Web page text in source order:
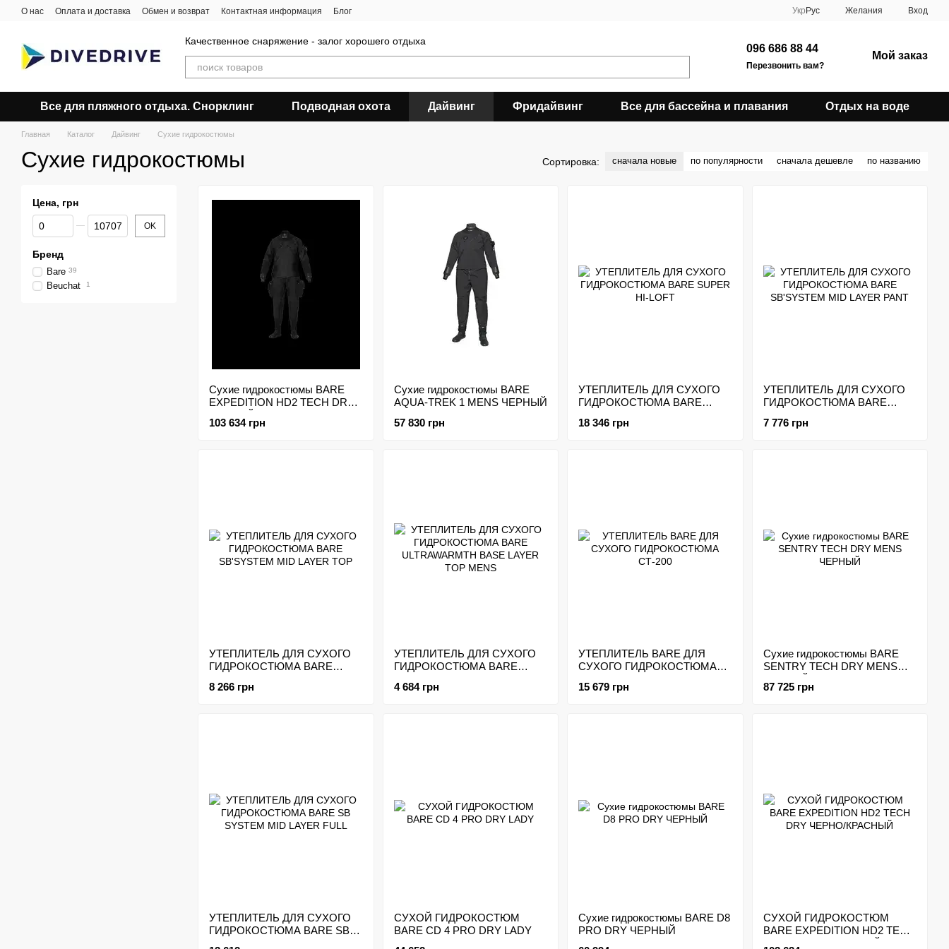
Перейти к основному контенту
О нас Оплата и доставка Обмен и возврат Контактная информация Блог Укр Рус Желания Вход
Качественное снаряжение - залог хорошего отдыха
096 686 88 44
Перезвонить вам?
Мой заказ
Все для пляжного отдыха. Снорклинг Подводная охота Дайвинг Фридайвинг Все для бассейна и плавания Отдых на воде
Главная Каталог Дайвинг Сухие гидрокостюмы
Сухие гидрокостюмы Сортировка: сначала новые по популярности сначала дешевле по названию
Сухие гидрокостюмы BARE
EXPEDITION HD2 TECH DRY
103 634 грн
Сухие гидрокостюмы BARE
AQUA-TREK 1 MENS ЧЕРНЫЙ
57 830 грн
УТЕПЛИТЕЛЬ ДЛЯ СУХОГО
ГИДРОКОСТЮМА BARE
18 346 грн
УТЕПЛИТЕЛЬ ДЛЯ СУХОГО
ГИДРОКОСТЮМА BARE
7 776 грн
УТЕПЛИТЕЛЬ ДЛЯ СУХОГО
ГИДРОКОСТЮМА BARE
8 266 грн
УТЕПЛИТЕЛЬ ДЛЯ СУХОГО
ГИДРОКОСТЮМА BARE
TOP MENS
4 684 грн
УТЕПЛИТЕЛЬ BARE ДЛЯ
СУХОГО ГИДРОКОСТЮМА
15 679 грн
Сухие гидрокостюмы BARE
SENTRY TECH DRY MENS
87 725 грн
УТЕПЛИТЕЛЬ ДЛЯ СУХОГО
ГИДРОКОСТЮМА BARE SB
СУХОЙ ГИДРОКОСТЮМ
BARE СD 4 PRO DRY LADY
Сухие гидрокостюмы BARE D8
PRO DRY ЧЕРНЫЙ
СУХОЙ ГИДРОКОСТЮМ
BARE EXPEDITION HD2 TECH
Цена, грн
От Цена, грн
До Цена, грн OK
Бренд
Bare 39
Beuchat 1